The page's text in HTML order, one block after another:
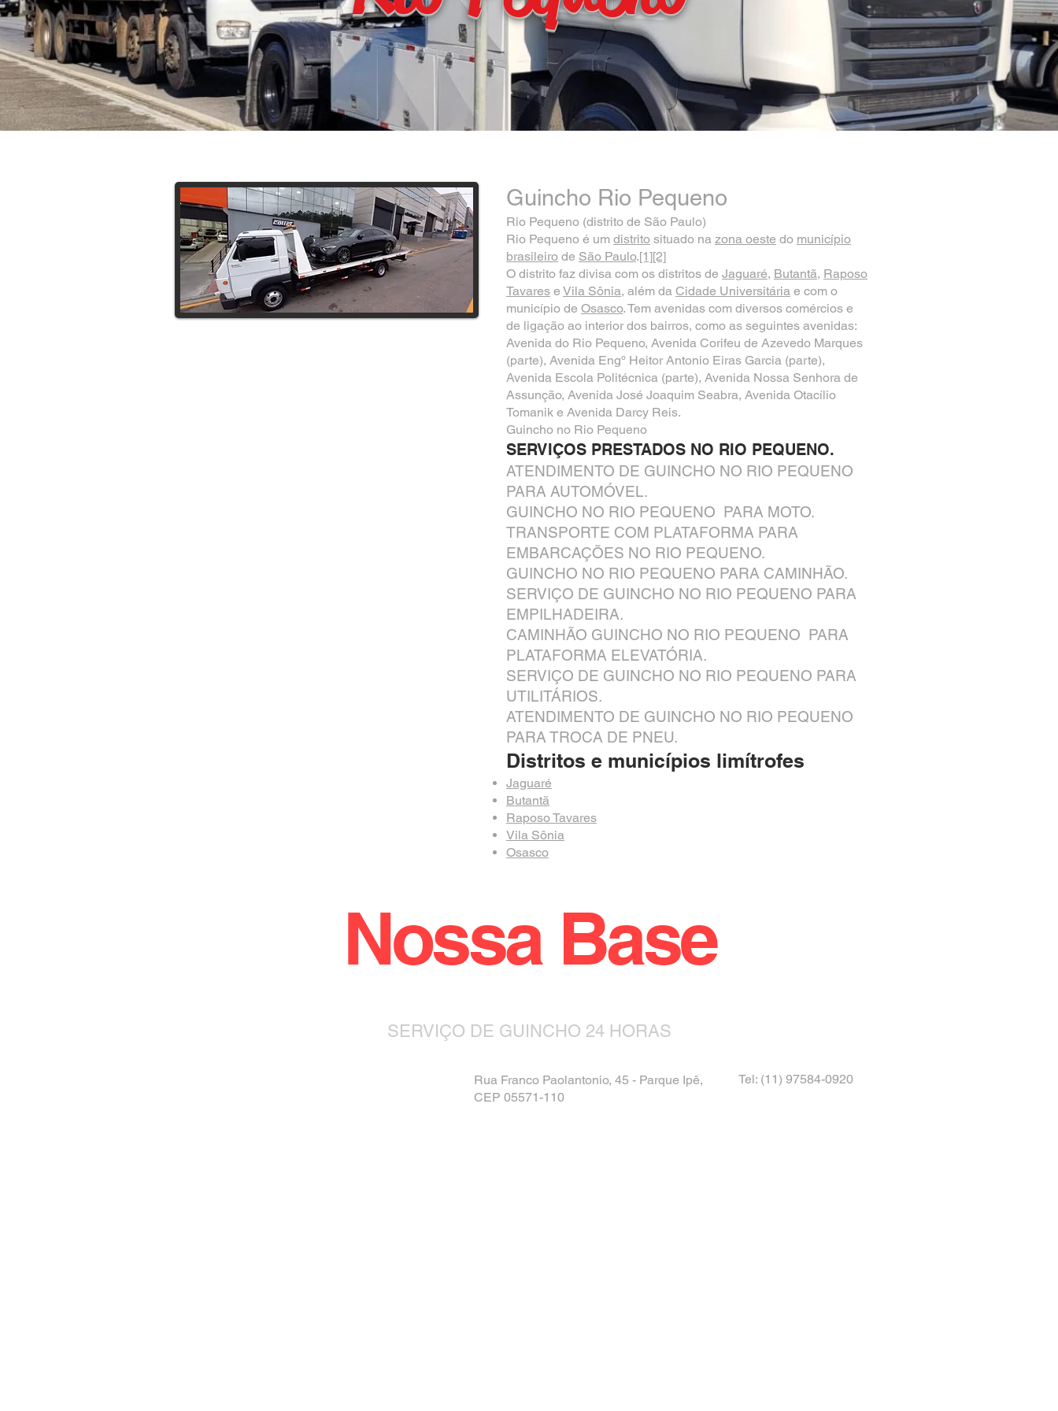
Guincho Rio Pequeno
Rio Pequeno (distrito de São Paulo)
Rio Pequeno é um distrito situado na zona oeste do município
brasileiro de São Paulo.[1][2]
O distrito faz divisa com os distritos de Jaguaré, Butantã, Raposo
Tavares e Vila Sônia, além da Cidade Universitária e com o
município de Osasco. Tem avenidas com diversos comércios e
de ligação ao interior dos bairros, como as seguintes avenidas:
Avenida do Rio Pequeno, Avenida Corifeu de Azevedo Marques
(parte), Avenida Engº Heitor Antonio Eiras Garcia (parte),
Avenida Escola Politécnica (parte), Avenida Nossa Senhora de
Assunção, Avenida José Joaquim Seabra, Avenida Otacílio
Tomanik e Avenida Darcy Reis.
Guincho no Rio Pequeno
SERVIÇOS PRESTADOS NO RIO PEQUENO.
ATENDIMENTO DE GUINCHO NO RIO PEQUENO
PARA AUTOMÓVEL.
GUINCHO NO RIO PEQUENO PARA MOTO.
TRANSPORTE COM PLATAFORMA PARA
EMBARCAÇÕES NO RIO PEQUENO.
GUINCHO NO RIO PEQUENO PARA CAMINHÃO.
SERVIÇO DE GUINCHO NO RIO PEQUENO PARA
EMPILHADEIRA.
CAMINHÃO GUINCHO NO RIO PEQUENO PARA
PLATAFORMA ELEVATÓRIA.
SERVIÇO DE GUINCHO NO RIO PEQUENO PARA
UTILITÁRIOS.
ATENDIMENTO DE GUINCHO NO RIO PEQUENO
PARA TROCA DE PNEU.
Distritos e municípios limítrofes
Jaguaré
Butantã
Raposo Tavares
Vila Sônia
Osasco
Nossa Base
SERVIÇO DE GUINCHO 24 HORAS
Rua Franco Paolantonio, 45 - Parque Ipê,
CEP 05571-110
Tel: (11) 97584-0920